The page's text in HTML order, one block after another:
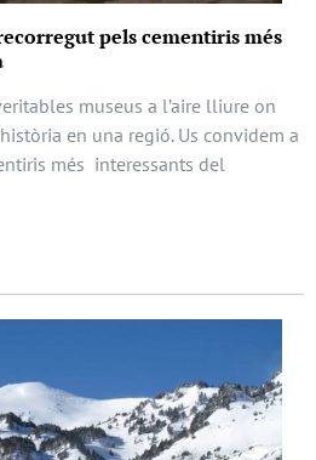
pels cementiris més
museus a l’aire lliure on
en una regió. Us convidem a
més interessants del